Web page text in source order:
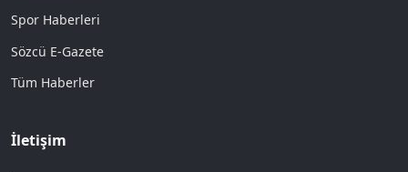
Spor Haberleri
Sözcü E-Gazete
Tüm Haberler
İletişim